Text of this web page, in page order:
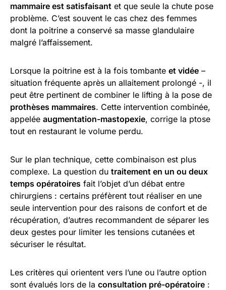
mammaire est satisfaisant et que seule la chute pose
problème. C’est souvent le cas chez des femmes
dont la poitrine a conservé sa masse glandulaire
malgré l’affaissement.
Lorsque la poitrine est à la fois tombante et vidée –
situation fréquente après un allaitement prolongé -, il
peut être pertinent de combiner le lifting à la pose de
prothèses mammaires. Cette intervention combinée,
appelée augmentation-mastopexie, corrige la ptose
tout en restaurant le volume perdu.
Sur le plan technique, cette combinaison est plus
complexe. La question du traitement en un ou deux
temps opératoires fait l’objet d’un débat entre
chirurgiens : certains préfèrent tout réaliser en une
seule intervention pour des raisons de confort et de
récupération, d’autres recommandent de séparer les
deux gestes pour limiter les tensions cutanées et
sécuriser le résultat.
Les critères qui orientent vers l’une ou l’autre option
sont évalués lors de la consultation pré-opératoire :